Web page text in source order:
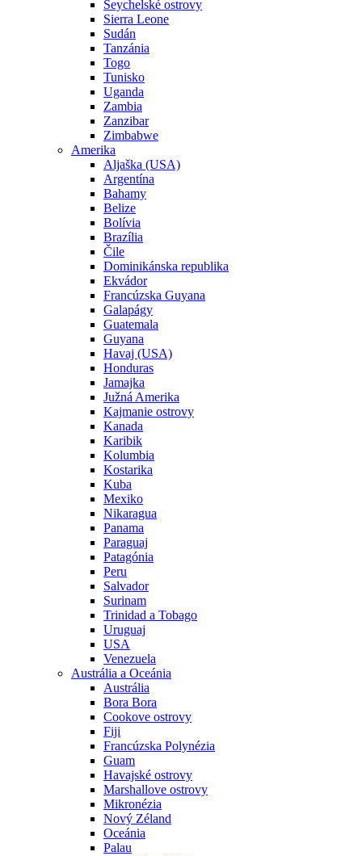
Seychelské ostrovy
Sierra Leone
Sudán
Tanzánia
Togo
Tunisko
Uganda
Zambia
Zanzibar
Zimbabwe
Amerika
Aljaška (USA)
Argentína
Bahamy
Belize
Bolívia
Brazília
Čile
Dominikánska republika
Ekvádor
Francúzska Guyana
Galapágy
Guatemala
Guyana
Havaj (USA)
Honduras
Jamajka
Južná Amerika
Kajmanie ostrovy
Kanada
Karibik
Kolumbia
Kostarika
Kuba
Mexiko
Nikaragua
Panama
Paraguaj
Patagónia
Peru
Salvador
Surinam
Trinidad a Tobago
Uruguaj
USA
Venezuela
Austrália a Oceánia
Austrália
Bora Bora
Cookove ostrovy
Fiji
Francúzska Polynézia
Guam
Havajské ostrovy
Marshallove ostrovy
Mikronézia
Nový Zéland
Oceánia
Palau